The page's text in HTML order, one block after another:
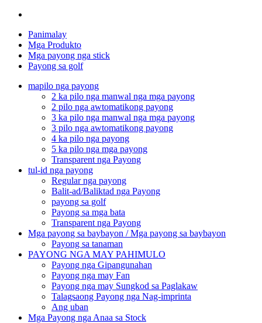
Panimalay
Mga Produkto
Mga payong nga stick
Payong sa golf
mapilo nga payong
2 ka pilo nga manwal nga mga payong
2 pilo nga awtomatikong payong
3 ka pilo nga manwal nga mga payong
3 pilo nga awtomatikong payong
4 ka pilo nga payong
5 ka pilo nga mga payong
Transparent nga Payong
tul-id nga payong
Regular nga payong
Balit-ad/Baliktad nga Payong
payong sa golf
Payong sa mga bata
Transparent nga Payong
Mga payong sa baybayon / Mga payong sa baybayon
Payong sa tanaman
PAYONG NGA MAY PAHIMULO
Payong nga Gipangunahan
Payong nga may Fan
Payong nga may Sungkod sa Paglakaw
Talagsaong Payong nga Nag-imprinta
Ang uban
Mga Payong nga Anaa sa Stock